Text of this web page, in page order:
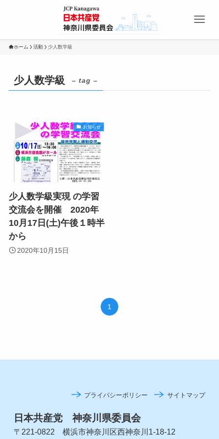
ホーム 活動 少人数学級
少人数学級 – tag –
お知らせ
少人数学級実現 の学習
交流会を開催 2020年
10月17日(土)午後１時半
から
2020年10月15日
1
プライバシーポリシー サイトマップ
日本共産党 神奈川県委員会
〒221-0822 横浜市神奈川区西神奈川1-18-12